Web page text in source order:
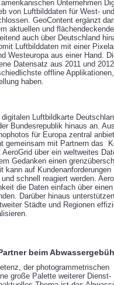
Unternehmen
von Luftbilddaten für West- und
GeoContent ergänzt
aktuellen und
auch über Deutschland
Luftbilddaten mit einer
Westeuropa aus einer Hand.
Datensatz aus 2011 und
offline
haben.
Luftbildkarte
Bundesrepublik hinaus an.
für Europa zentral
gemeinsam mit Partnern das
über ein weltweites
Gedanken einen
kann auf
schnell reagiert werden.
die Daten einfach über
Darüber hinaus
Städte und Regionen
beim
der photogrammetrischen
große Palette weiterer Dienst-